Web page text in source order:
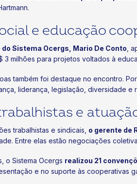
e educação
Sistema Ocergs, Mario De Conto ,
3 milhões para projetos voltados à
também foi destaque no encontro.
liderança, legislação, diversidade e
e
trabalhistas e sindicais, o gerente de
Entre elas estão negociações
o Sistema Ocergs realizou 21
e no suporte às cooperativas